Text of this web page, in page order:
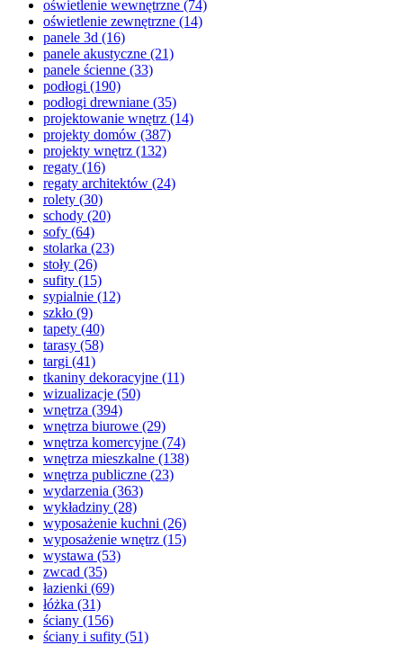
oświetlenie wewnętrzne (74)
oświetlenie zewnętrzne (14)
panele 3d (16)
panele akustyczne (21)
panele ścienne (33)
podłogi (190)
podłogi drewniane (35)
projektowanie wnętrz (14)
projekty domów (387)
projekty wnętrz (132)
regaty (16)
regaty architektów (24)
rolety (30)
schody (20)
sofy (64)
stolarka (23)
stoły (26)
sufity (15)
sypialnie (12)
szkło (9)
tapety (40)
tarasy (58)
targi (41)
tkaniny dekoracyjne (11)
wizualizacje (50)
wnętrza (394)
wnętrza biurowe (29)
wnętrza komercyjne (74)
wnętrza mieszkalne (138)
wnętrza publiczne (23)
wydarzenia (363)
wykładziny (28)
wyposażenie kuchni (26)
wyposażenie wnętrz (15)
wystawa (53)
zwcad (35)
łazienki (69)
łóżka (31)
ściany (156)
ściany i sufity (51)